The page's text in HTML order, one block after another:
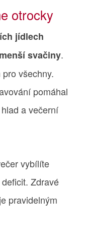
otrocky
jídlech
svačiny.
všechny.
pomáhal
a večerní
vybílíte
Zdravé
pravidelným